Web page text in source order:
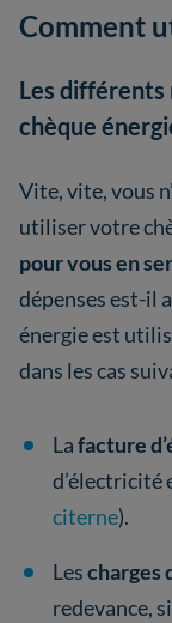
Comment
Les différents
chèque
Vite, vite, vous
utiliser votre
pour vous en
dépenses est-il
énergie est
dans les cas
Lafacture
d’électricité
citerne).
Lescharges
redevance,